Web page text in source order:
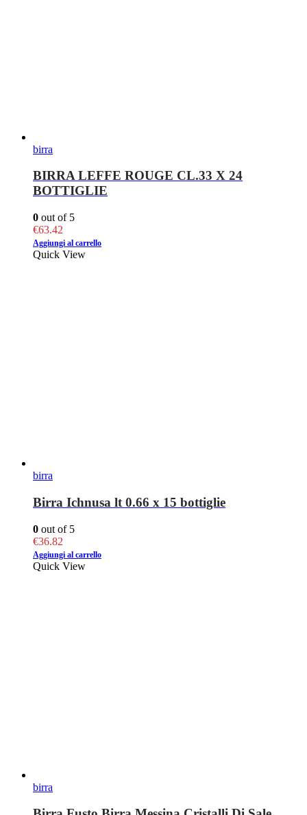
birra
BIRRA LEFFE ROUGE CL.33 X 24
BOTTIGLIE
0 out of 5
€63.42
Aggiungi al carrello
Quick View
birra
Birra Ichnusa lt 0.66 x 15 bottiglie
0 out of 5
€36.82
Aggiungi al carrello
Quick View
birra